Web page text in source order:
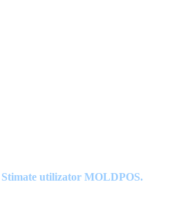
Stimate utilizatorMOLDPOS.